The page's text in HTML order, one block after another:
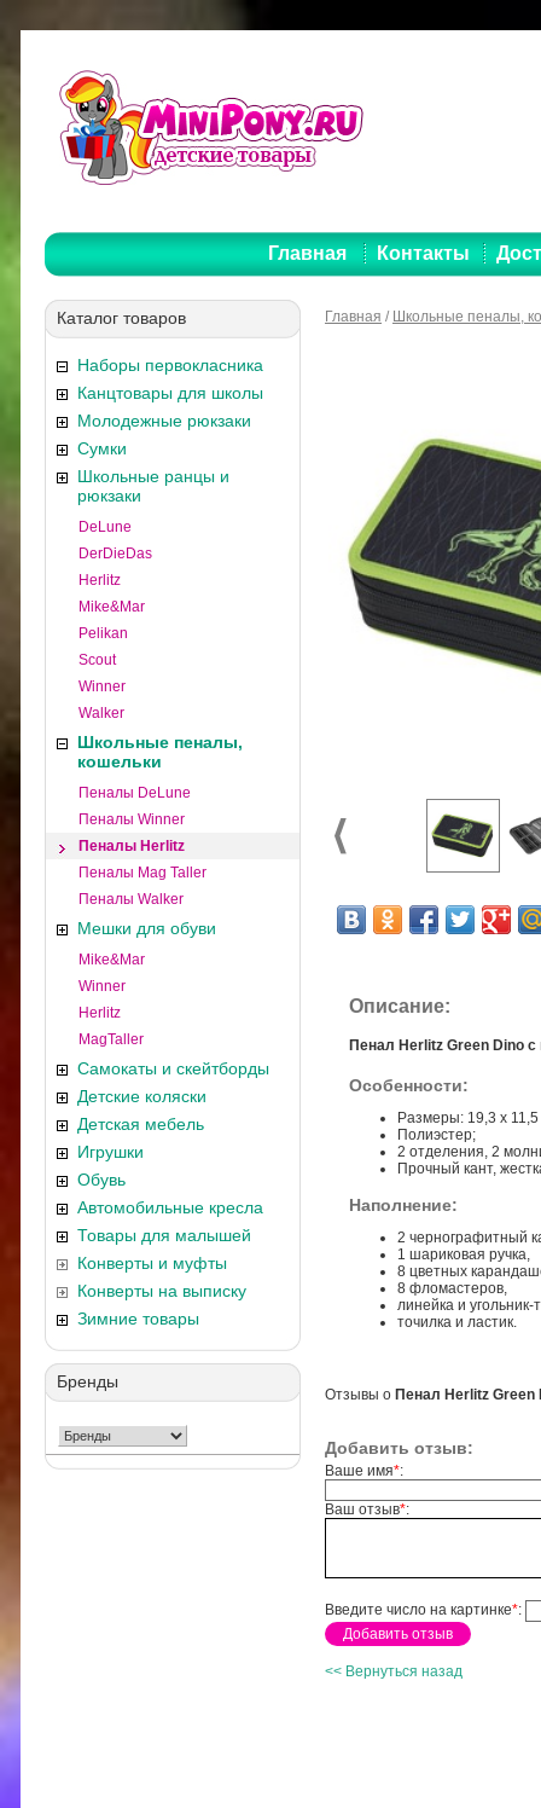
Главная Контакты
Каталог товаров
Наборы первокласника
Канцтовары для школы
Молодежные рюкзаки
Сумки
Школьные ранцы и
рюкзаки
DeLune
DerDieDas
Herlitz
Mike&Mar
Pelikan
Scout
Winner
Walker
Школьные пеналы,
кошельки
Пеналы DeLune
Пеналы Winner
Пеналы Herlitz
Пеналы Mag Taller
Пеналы Walker
Мешки для обуви
Mike&Mar
Winner
Herlitz
MagTaller
Самокаты и скейтборды
Детские коляски
Детская мебель
Игрушки
Обувь
Автомобильные кресла
Товары для малышей
Конверты и муфты
Конверты на выписку
Зимние товары
Бренды
Главная / Школьные пеналы,
Описание:
Пенал Herlitz Green Dino
Особенности:
Размеры: 19,3 х 11,5
Полиэстер;
2 отделения, 2
Прочный кант,
Наполнение:
2 чернографитный
1 шариковая ручка,
8 цветных
8 фломастеров,
линейка и угольник-
точилка и ластик.
Отзывы о Пенал Herlitz Green
Добавить отзыв:
Ваше имя*:
Ваш отзыв*:
Введите число на картинке*:
<< Вернуться назад